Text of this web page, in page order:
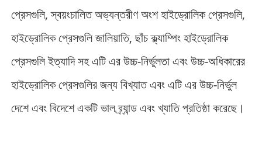
প্রেসগুলি, স্বয়ংচালিত অভ্যন্তরীণ অংশ হাইড্রোলিক প্রেসগুলি,
হাইড্রোলিক প্রেসগুলি জালিয়াতি, ছাঁচ ক্ল্যাম্পিং হাইড্রোলিক
প্রেসগুলি ইত্যাদি সহ এটি এর উচ্চ-নির্ভুলতা এবং উচ্চ-অধিকারের
হাইড্রোলিক প্রেসগুলির জন্য বিখ্যাত এবং এটি এর উচ্চ-নির্ভুল
দেশে এবং বিদেশে একটি ভাল ব্র্যান্ড এবং খ্যাতি প্রতিষ্ঠা করেছে।